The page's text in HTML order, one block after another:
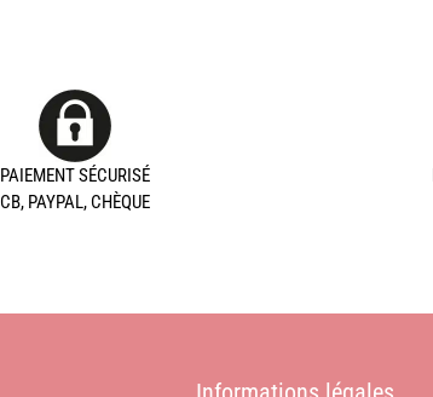
PAIEMENT SÉCURISÉ
CB, PAYPAL, CHÈQUE